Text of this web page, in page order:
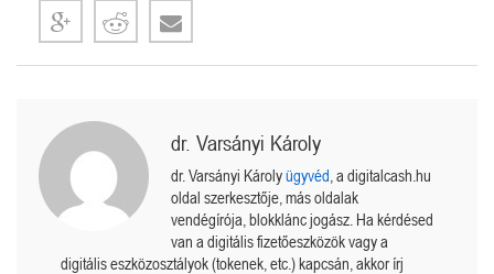
dr. Varsányi Károly
dr. Varsányi Károlyügyvéd , a digitalcash.hu
oldal szerkesztője, más oldalak
vendégírója, blokklánc jogász. Ha kérdésed
van a digitális fizetőeszközök vagy a
digitális eszközosztályok (tokenek, etc.) kapcsán, akkor írj